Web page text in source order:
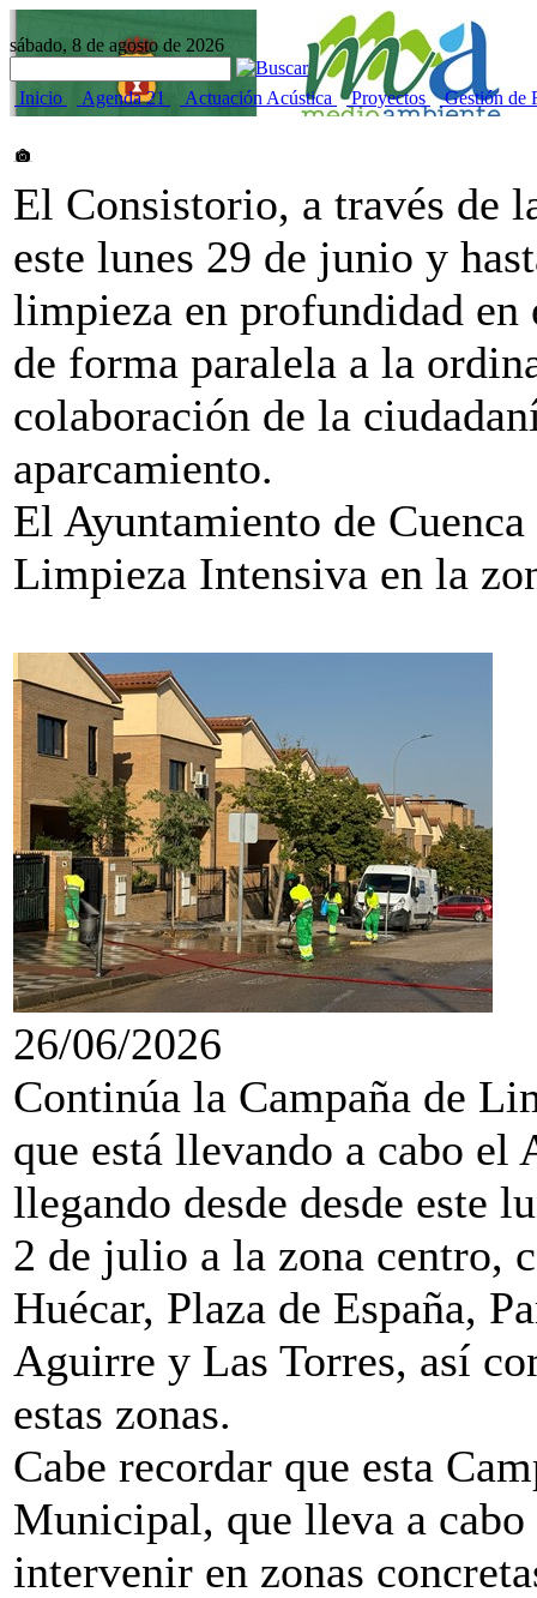
sábado, 8 de agosto de 2026
Inicio Agenda 21 Actuación Acústica Proyectos Gestión de
El Consistorio, a través de
este lunes 29 de junio y
limpieza en profundidad en
de forma paralela a la
colaboración de la
aparcamiento.
El Ayuntamiento de
Limpieza Intensiva en la
26/06/2026
Continúa la Campaña de
que está llevando a cabo el
llegando desde desde este
2 de julio a la zona centro,
Huécar, Plaza de España,
Aguirre y Las Torres, así
estas zonas.
Cabe recordar que esta
Municipal, que lleva a
intervenir en zonas